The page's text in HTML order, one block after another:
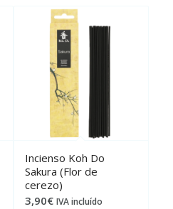
Incienso Koh Do
Sakura (Flor de
cerezo)
3,90€ IVA incluído